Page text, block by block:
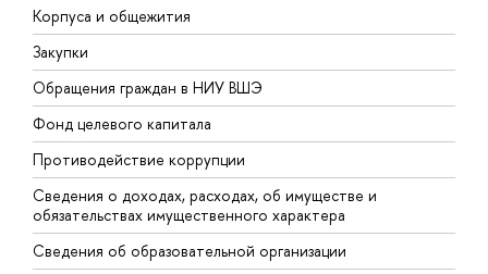
Корпуса и общежития
Закупки
Обращения граждан в НИУ ВШЭ
Фонд целевого капитала
Противодействие коррупции
Сведения о доходах, расходах, об имуществе и
обязательствах имущественного характера
Сведения об образовательной организации